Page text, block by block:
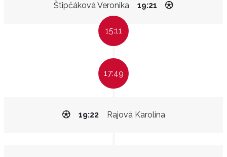
Štipčáková Veronika 19:21
15:11
17:49
Rajová Karolína
19:22